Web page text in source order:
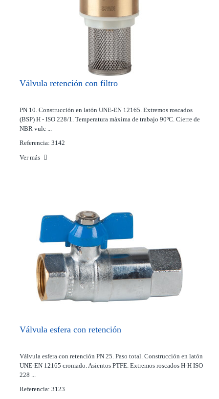
Válvula retención con filtro
PN 10. Construcción en latón UNE-EN 12165. Extremos roscados
(BSP) H - ISO 228/1. Temperatura màxima de trabajo 90ºC. Cierre de
NBR vulc ...
Referencia: 3142
Ver más
Válvula esfera con retención
Válvula esfera con retención PN 25. Paso total. Construcción en latón
UNE-EN 12165 cromado. Asientos PTFE. Extremos roscados H-H ISO
228 ...
Referencia: 3123